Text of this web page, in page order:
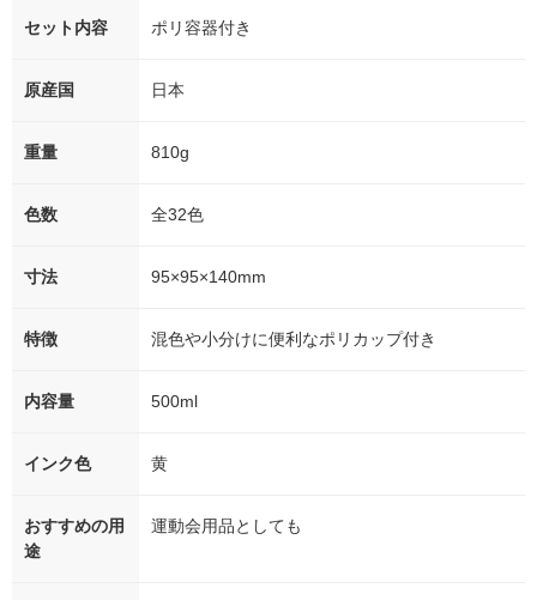
セット内容 ポリ容器付き
原産国 日本
重量 810g
色数 全32色
寸法 95×95×140mm
特徴 混色や小分けに便利なポリカップ付き
内容量 500ml
インク色 黄
おすすめの用
途
運動会用品としても